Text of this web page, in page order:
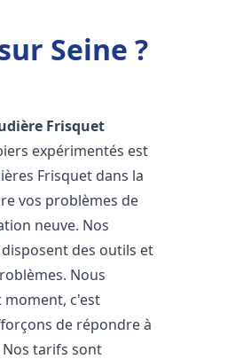
Seine ?
Frisquet
expérimentés est
Frisquet dans la
vos problèmes de
neuve. Nos
des outils et
Nous
moment, c'est
de répondre à
Nos tarifs sont